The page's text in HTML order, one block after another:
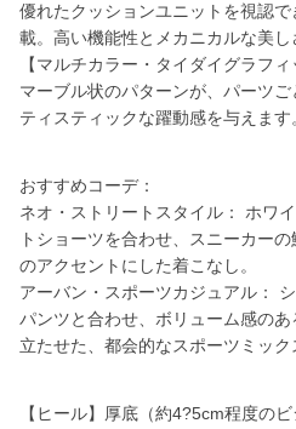
優れたクッションユニットを視認
載。高い機能性とメカニカルな美し
【マルチカラー・タイダイグラフ
マーブル状のパターンが、パーツ
ティスティックな躍動感を与えます
おすすめコーデ：
ネオ・ストリートスタイル： ホワ
トショーツを合わせ、スニーカー
のアクセントにした着こなし。
アーバン・スポーツカジュアル：
パンツと合わせ、ボリューム感の
立たせた、都会的なスポーツミック
【ヒール】厚底（約4?5cm程度の